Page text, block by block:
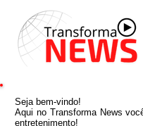
Seja bem-vindo!
Aqui no Transforma News
entretenimento!